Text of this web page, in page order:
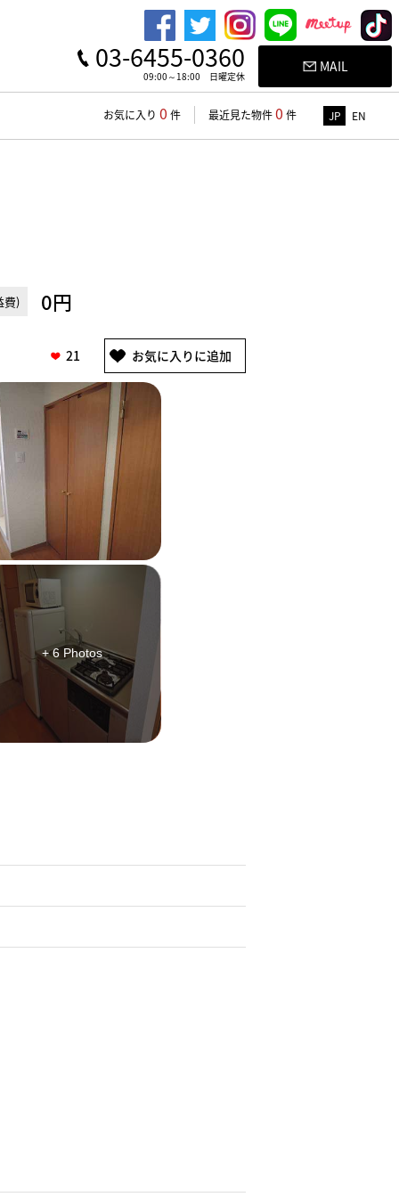
03-6455-0360
09:00～18:00 日曜定休
MAIL
お気に入り 0 件 最近見た物件0 件 JP EN
費) 0円
21
+ 6 Photos